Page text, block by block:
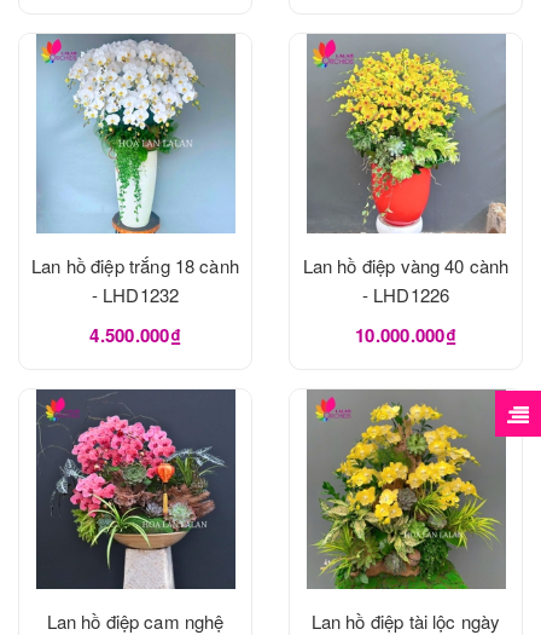
Lan hồ điệp trắng 18 cành
- LHD1232
4.500.000₫
Lan hồ điệp vàng 40 cành
- LHD1226
10.000.000₫
Lan hồ điệp cam nghệ
Lan hồ điệp tài lộc ngày